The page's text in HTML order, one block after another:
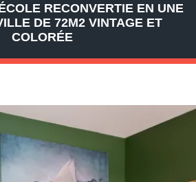
RECONVERTIE EN UNE
DE 72M2 VINTAGE ET
COLORÉE